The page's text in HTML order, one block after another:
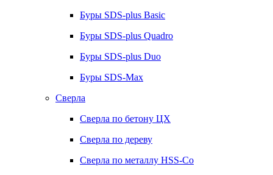
Буры SDS-plus Basic
Буры SDS-plus Quadro
Буры SDS-plus Duo
Буры SDS-Max
Сверла
Сверла по бетону ЦХ
Сверла по дереву
Сверла по металлу HSS-Co